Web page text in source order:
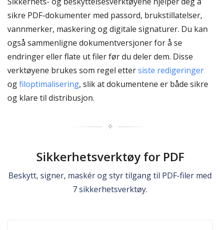
sikre PDF-dokumenter med passord, brukstillatelser,
vannmerker, maskering og digitale signaturer. Du kan
også sammenligne dokumentversjoner for å se
endringer eller flate ut filer før du deler dem. Disse
verktøyene brukes som regel ettersiste redigeringer
ogfiloptimalisering, slik at dokumentene er både sikre
og klare til distribusjon.
✧
Sikkerhetsverktøy for PDF
Beskytt, signer, maskér og styr tilgang til PDF-filer med
7 sikkerhetsverktøy.